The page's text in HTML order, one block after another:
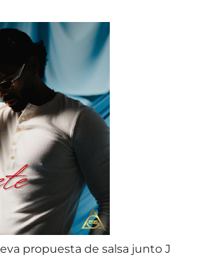
propuesta de salsa junto J